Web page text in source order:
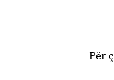
Për